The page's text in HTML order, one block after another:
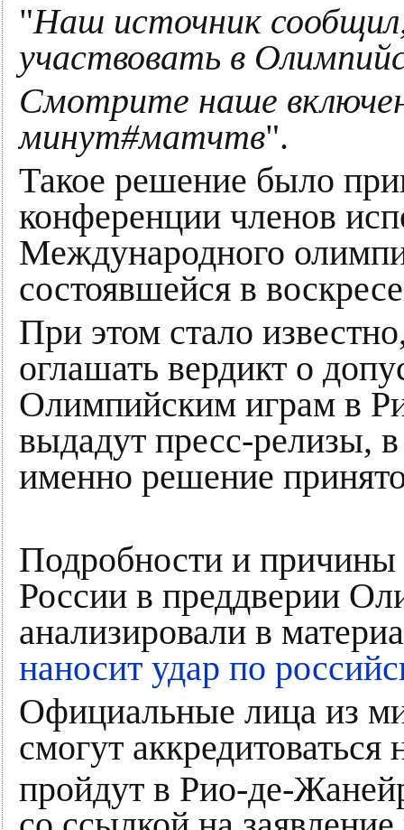
"Наш источник
участвовать в
Смотрите наше
минут#матчтв".
Такое решение было
конференции членов
Международного
состоявшейся в
При этом стало
оглашать вердикт о
Олимпийским играм в
выдадут пресс-релизы, в
именно решение
Подробности и причины
России в преддверии
анализировали в
наносит удар по
Официальные лица из
смогут
пройдут в Рио-де-